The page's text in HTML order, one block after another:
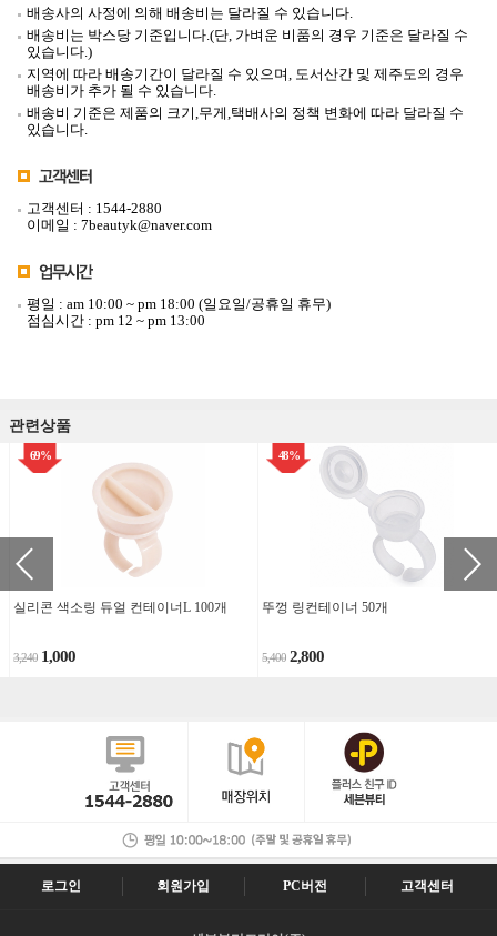
배송사의 사정에 의해 배송비는 달라질 수 있습니다.
배송비는 박스당 기준입니다.(단, 가벼운 비품의 경우 기준은 달라질 수
있습니다.)
지역에 따라 배송기간이 달라질 수 있으며, 도서산간 및 제주도의 경우
배송비가 추가 될 수 있습니다.
배송비 기준은 제품의 크기,무게,택배사의 정책 변화에 따라 달라질 수
있습니다.
고객센터 : 1544-2880
이메일 : 7beautyk@naver.com
평일 : am 10:00 ~ pm 18:00 (일요일/공휴일 휴무)
점심시간 : pm 12 ~ pm 13:00
관련상품
69%
실리콘 색소링 듀얼 컨테이너L 100개
3,240 1,000
48%
뚜껑 링컨테이너 50개
5,400 2,800
로그인 회원가입 PC버전 고객센터